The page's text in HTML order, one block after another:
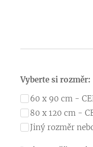
Vyberte si rozměr:
60 x 90 cm -
80 x 120 cm -
Jiný rozměr